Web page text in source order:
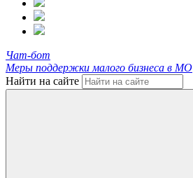
Чат-бот
Меры поддержки малого бизнеса в МО
Найти на сайте